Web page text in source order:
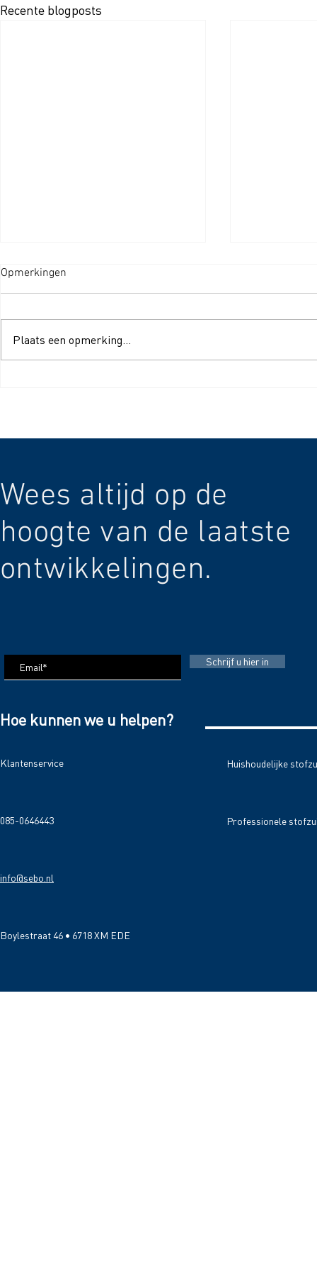
Recente blogposts
Opmerkingen
Plaats een opmerking...
Wees altijd op de
hoogte van de laatste
ontwikkelingen.
Schrijf u hier in
Hoe kunnen we u helpen?
Klantenservice Huishoudelijke
085-0646443 Professionele
info@sebo.nl
Boylestraat 46 • 6718 XM EDE